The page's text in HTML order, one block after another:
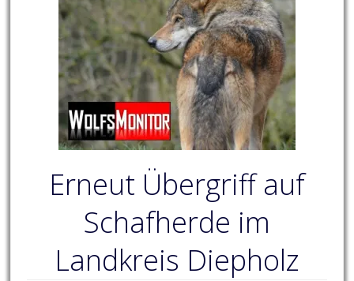
Erneut Übergriff auf
Schafherde im
Landkreis Diepholz